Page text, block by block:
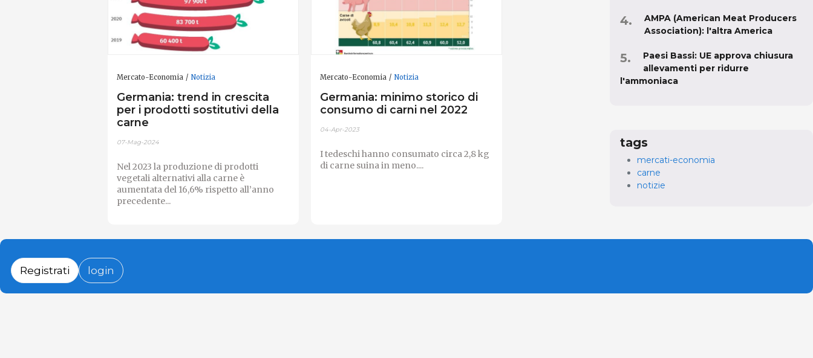
Mercato-Economia Notizia
Germania: trend in crescita
per i prodotti sostitutivi della
carne
07-Mag-2024
Nel 2023 la produzione di prodotti
vegetali alternativi alla carne è
aumentata del 16,6% rispetto all’anno
precedente...
Mercato-Economia Notizia
Germania: minimo storico di
consumo di carni nel 2022
04-Apr-2023
I tedeschi hanno consumato circa 2,8 kg
di carne suina in meno....
AMPA (American Meat Producers
Association): l'altra America
Paesi Bassi: UE approva chiusura
allevamenti per ridurre
l'ammoniaca
tags
mercati-economia
carne
notizie
Registrati login